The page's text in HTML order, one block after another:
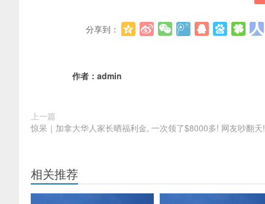
分享到：
作者： admin
上一篇
惊呆｜加拿大华人家长晒福利金, 一次领了$8000多! 网友吵翻天!
相关推荐